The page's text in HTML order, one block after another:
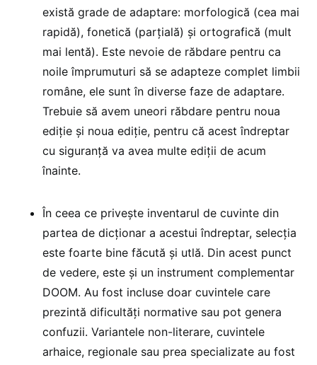
există grade de adaptare: morfologică (cea mai
rapidă), fonetică (parțială) și ortografică (mult
mai lentă). Este nevoie de răbdare pentru ca
noile împrumuturi să se adapteze complet limbii
române, ele sunt în diverse faze de adaptare.
Trebuie să avem uneori răbdare pentru noua
ediție și noua ediție, pentru că acest îndreptar
cu siguranță va avea multe ediții de acum
înainte.
În ceea ce privește inventarul de cuvinte din
partea de dicționar a acestui îndreptar, selecția
este foarte bine făcută și utlă. Din acest punct
de vedere, este și un instrument complementar
DOOM. Au fost incluse doar cuvintele care
prezintă dificultăți normative sau pot genera
confuzii. Variantele non-literare, cuvintele
arhaice, regionale sau prea specializate au fost